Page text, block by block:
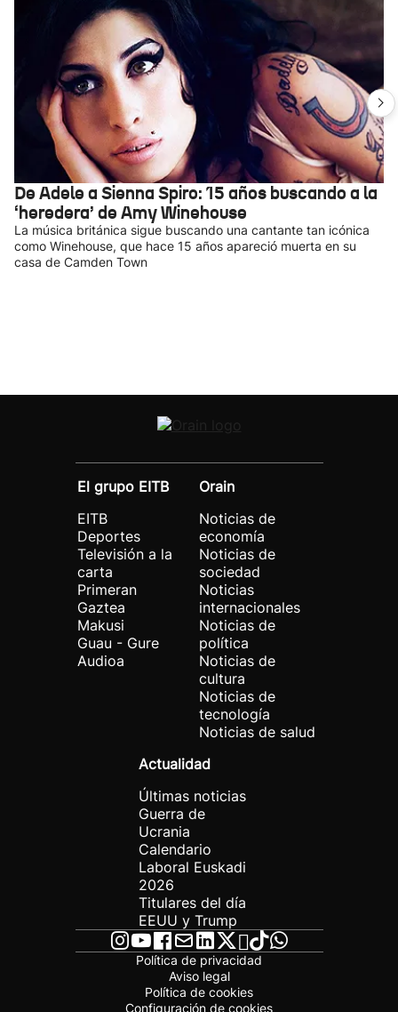
De Adele a Sienna Spiro: 15 años buscando a la
‘heredera’ de Amy Winehouse
La música británica sigue buscando una cantante tan icónica
como Winehouse, que hace 15 años apareció muerta en su
casa de Camden Town
El grupo EITB
EITB
Deportes
Televisión a la
carta
Primeran
Gaztea
Makusi
Guau - Gure
Audioa
Orain
Noticias de
economía
Noticias de
sociedad
Noticias
internacionales
Noticias de
política
Noticias de
cultura
Noticias de
tecnología
Noticias de salud
Actualidad
Últimas noticias
Guerra de
Ucrania
Calendario
Laboral Euskadi
2026
Titulares del día
EEUU y Trump
Política de privacidad
Aviso legal
Política de cookies
Configuración de cookies